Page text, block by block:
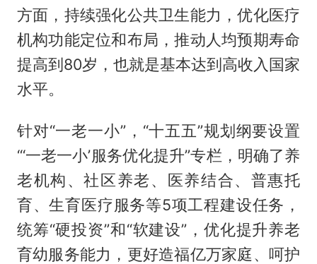
方面，持续强化公共卫生能力，优化医疗
机构功能定位和布局，推动人均预期寿命
提高到80岁，也就是基本达到高收入国家
水平。
针对“一老一小”，“十五五”规划纲要设置
“‘一老一小’服务优化提升”专栏，明确了养
老机构、社区养老、医养结合、普惠托
育、生育医疗服务等5项工程建设任务，
统筹“硬投资”和“软建设”，优化提升养老
育幼服务能力，更好造福亿万家庭、呵护